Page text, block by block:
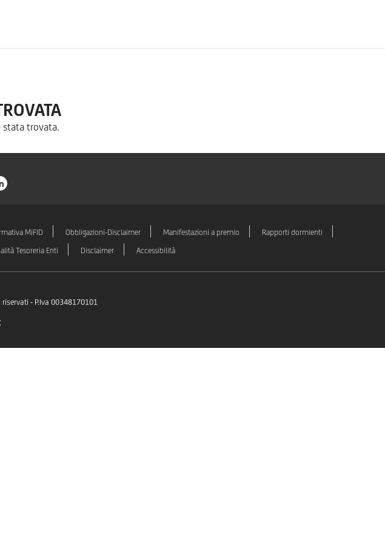
stata trovata.
linkedin
MiFID Obbligazioni-Disclaimer Manifestazioni a premio
Rapporti dormienti
Tesoreria Enti Disclaimer Accessibilità
- P.Iva 00348170101